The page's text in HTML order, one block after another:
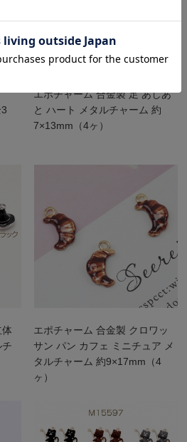
エポチャーム 合金製 足 あしあ
と ハート メタルチャーム 約
7×13mm（4ヶ）
エポチャーム 合金製 クロワッ
サン パン カフェ ミニチュア メ
タルチャーム 約9×17mm（4
ヶ）